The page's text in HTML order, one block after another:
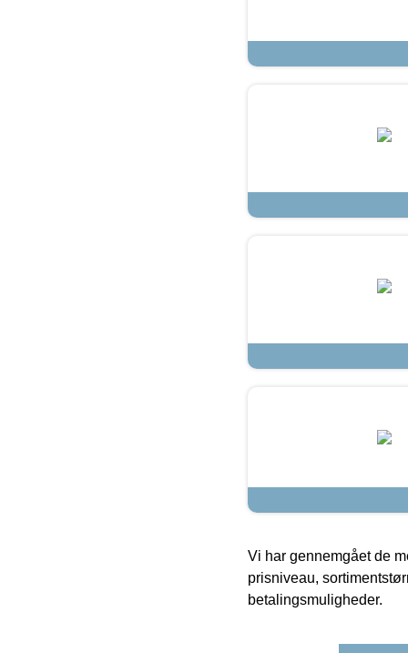
Vi har gennemgået de
prisniveau,
betalingsmuligheder.